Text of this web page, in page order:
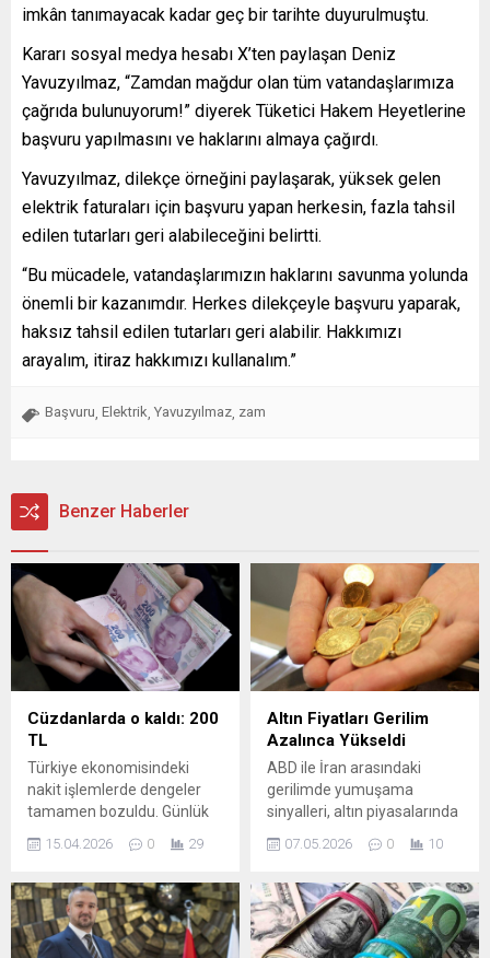
imkân tanımayacak kadar geç bir tarihte duyurulmuştu.
Kararı sosyal medya hesabı X’ten paylaşan Deniz
Yavuzyılmaz, “Zamdan mağdur olan tüm vatandaşlarımıza
çağrıda bulunuyorum!” diyerek Tüketici Hakem Heyetlerine
başvuru yapılmasını ve haklarını almaya çağırdı.
Yavuzyılmaz, dilekçe örneğini paylaşarak, yüksek gelen
elektrik faturaları için başvuru yapan herkesin, fazla tahsil
edilen tutarları geri alabileceğini belirtti.
“Bu mücadele, vatandaşlarımızın haklarını savunma yolunda
önemli bir kazanımdır. Herkes dilekçeyle başvuru yaparak,
haksız tahsil edilen tutarları geri alabilir. Hakkımızı
arayalım, itiraz hakkımızı kullanalım.”
Başvuru Elektrik Yavuzyılmaz zam
Benzer Haberler
Cüzdanlarda o kaldı: 200
TL
Türkiye ekonomisindeki
nakit işlemlerde dengeler
tamamen bozuldu. Günlük
harcamaların temelini
oluşturan küçük ve orta
çekilirken, yerlerini sadece
200 TL'lik banknotlar
doldurmaya başladı.
15.04.2026 0 29
Altın Fiyatları Gerilim
Azalınca Yükseldi
ABD ile İran arasındaki
gerilimde yumuşama
sinyalleri, altın piyasalarında
dikkat çekici bir
hareketlenme yarattı.
kapsamlı bir anlaşma
ihtimaline işaret etmesi ve
Hürmüz Boğazı’nda
07.05.2026 0 10